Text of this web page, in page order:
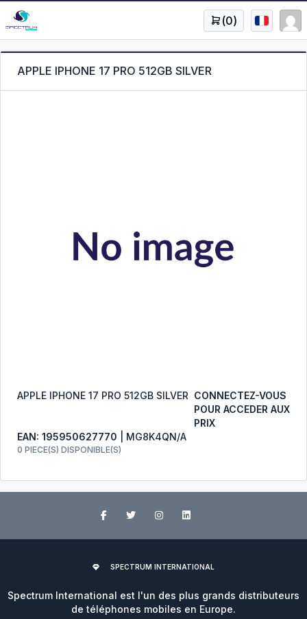
(0)
APPLE IPHONE 17 PRO 512GB SILVER
APPLE IPHONE 17 PRO 512GB SILVER CONNECTEZ-VOUS
POUR ACCEDER AUX
PRIX
EAN: 195950627770 | MG8K4QN/A
0 PIECE(S) DISPONIBLE(S)
SPECTRUM INTERNATIONAL
Spectrum International est l'un des plus grands distributeurs
de téléphones mobiles en Europe.